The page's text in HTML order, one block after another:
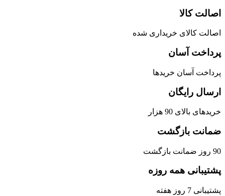
اصالت کالا
اصالت کالای خریداری شده
پرداخت آسان
پرداخت آسان خریدها
ارسال رایگان
خریدهای بالای 90 هزار
ضمانت بازگشت
90 روز ضمانت بازگشت
پشتیبانی همه روزه
پشتیبانی 7 روز هفته